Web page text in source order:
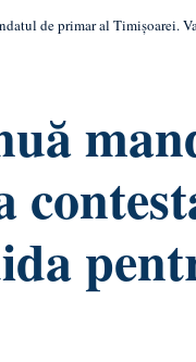
de primar al Timișoarei.